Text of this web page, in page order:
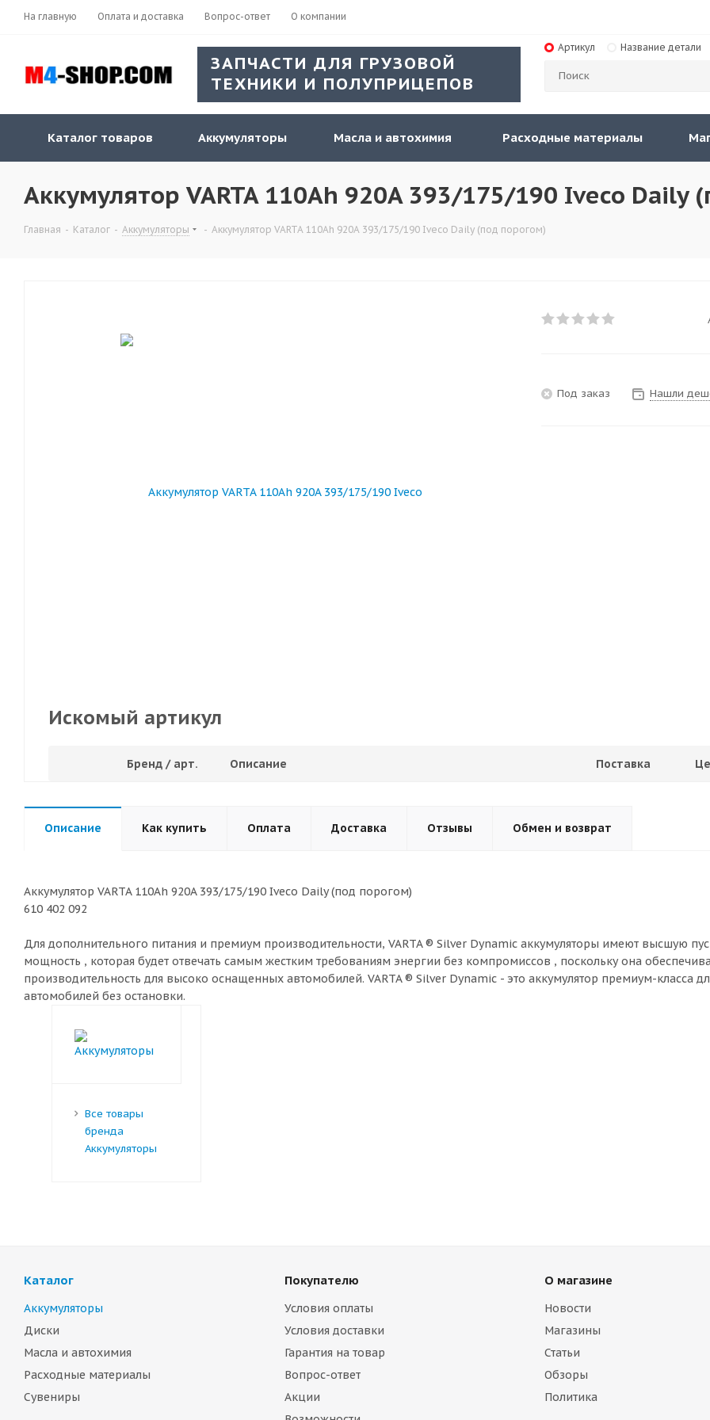
На главную Оплата и доставка Вопрос-ответ О компании
ЗАПЧАСТИ ДЛЯ ГРУЗОВОЙ
ТЕХНИКИ И ПОЛУПРИЦЕПОВ
Артикул Название детали
Каталог товаров Аккумуляторы Масла и автохимия Расходные материалы
Аккумулятор VARTA 110Ah 920A 393/175/190 Iveco Daily
Главная - Каталог - Аккумуляторы - Аккумулятор VARTA 110Ah 920A 393/175/190 Iveco Daily (под порогом)
Под заказ Нашли
Искомый артикул
Бренд / арт. Описание Поставка
Описание Как купить Оплата Доставка Отзывы Обмен и возврат
Аккумулятор VARTA 110Ah 920A 393/175/190 Iveco Daily (под порогом)
610 402 092
Для дополнительного питания и премиум производительности, VARTA ® Silver Dynamic аккумуляторы имеют высшую
мощность , которая будет отвечать самым жестким требованиям энергии без компромиссов , поскольку она
производительность для высоко оснащенных автомобилей. VARTA ® Silver Dynamic - это аккумулятор премиум-класса
автомобилей без остановки.
Все товары
бренда
Аккумуляторы
Каталог
Аккумуляторы
Диски
Масла и автохимия
Расходные материалы
Сувениры
Покупателю
Условия оплаты
Условия доставки
Гарантия на товар
Вопрос-ответ
Акции
О магазине
Новости
Магазины
Статьи
Обзоры
Политика